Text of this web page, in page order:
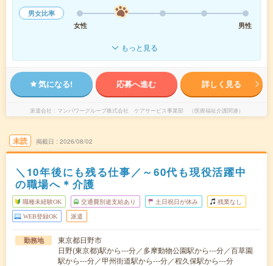
男女比率
女性
男性
もっと見る
気になる! 応募へ進む 詳しく見る
派遣会社 マンパワーグループ株式会社 ケアサービス事業部 （医療福祉介護関連）
未読 掲載日 2026/08/02
＼10年後にも残る仕事／～60代も現役活躍中
の職場へ＊介護
職種未経験OK 交通費別途支給あり 土日祝日が休み 残業なし
WEB登録OK 派遣
勤務地
東京都日野市
日野(東京都)駅から---分／多摩動物公園駅から---分／百草園
駅から---分／甲州街道駅から---分／程久保駅から---分